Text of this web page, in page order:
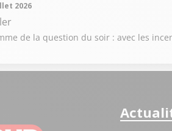
2026
de la question du soir : avec les